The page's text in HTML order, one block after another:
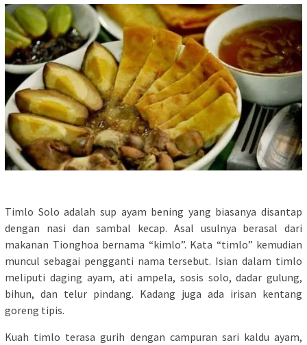
Timlo Solo adalah sup ayam bening yang biasanya disantap
dengan nasi dan sambal kecap. Asal usulnya berasal dari
makanan Tionghoa bernama “kimlo”. Kata “timlo” kemudian
muncul sebagai pengganti nama tersebut. Isian dalam timlo
meliputi daging ayam, ati ampela, sosis solo, dadar gulung,
bihun, dan telur pindang. Kadang juga ada irisan kentang
goreng tipis.
Kuah timlo terasa gurih dengan campuran sari kaldu ayam,